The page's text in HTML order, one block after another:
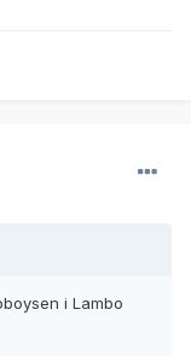
i Lambo